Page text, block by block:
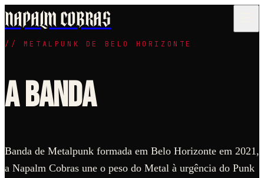
NAPALM COBRAS
Napalm Cobras foi formada em 2021 em Belo Horizonte por
Qual foi o primeiro lançamento?
// METALPUNK DE BELO HORIZONTE
A Banda
Banda de Metalpunk formada em Belo Horizonte em 2021,
a Napalm Cobras une o peso do Metal à urgência do Punk